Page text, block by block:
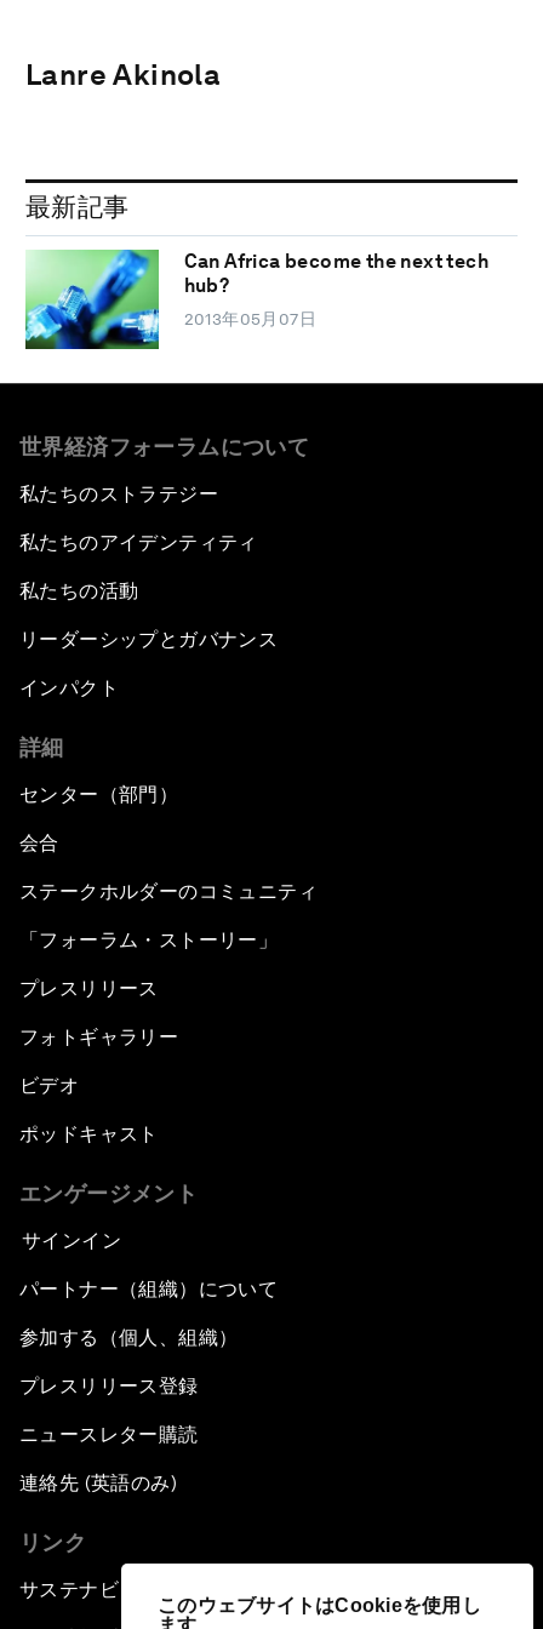
このウェブサイトはCookieを使用し
ます
Lanre Akinola
最新記事
Can Africa become the next tech
hub?
2013年05月07日
世界経済フォーラムについて
私たちのストラテジー
私たちのアイデンティティ
私たちの活動
リーダーシップとガバナンス
インパクト
詳細
センター（部門）
会合
ステークホルダーのコミュニティ
「フォーラム・ストーリー」
プレスリリース
フォトギャラリー
ビデオ
ポッドキャスト
エンゲージメント
サインイン
パートナー（組織）について
参加する（個人、組織）
プレスリリース登録
ニュースレター購読
連絡先 (英語のみ)
リンク
サステナビリティへの取り組み